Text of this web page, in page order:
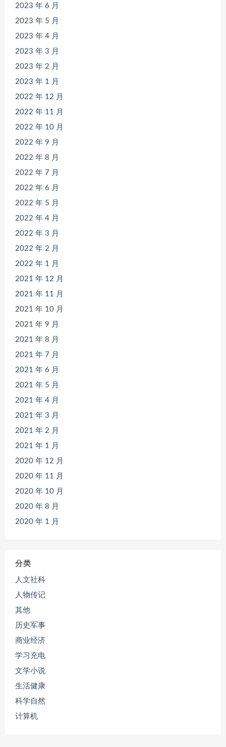
2023 年 6 月
2023 年 5 月
2023 年 4 月
2023 年 3 月
2023 年 2 月
2023 年 1 月
2022 年 12 月
2022 年 11 月
2022 年 10 月
2022 年 9 月
2022 年 8 月
2022 年 7 月
2022 年 6 月
2022 年 5 月
2022 年 4 月
2022 年 3 月
2022 年 2 月
2022 年 1 月
2021 年 12 月
2021 年 11 月
2021 年 10 月
2021 年 9 月
2021 年 8 月
2021 年 7 月
2021 年 6 月
2021 年 5 月
2021 年 4 月
2021 年 3 月
2021 年 2 月
2021 年 1 月
2020 年 12 月
2020 年 11 月
2020 年 10 月
2020 年 8 月
2020 年 1 月
分类
人文社科
人物传记
其他
历史军事
商业经济
学习充电
文学小说
生活健康
科学自然
计算机